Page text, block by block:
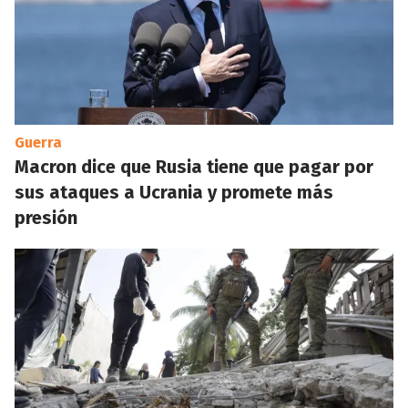
Guerra
Macron dice que Rusia tiene que pagar por
sus ataques a Ucrania y promete más
presión